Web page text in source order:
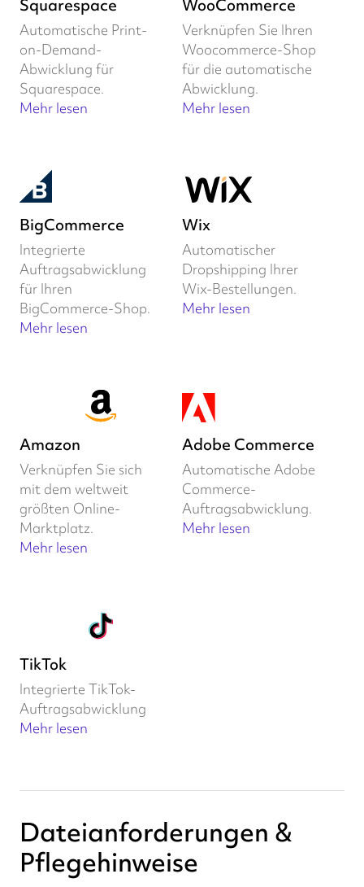
Squarespace
Automatische Print-
on-Demand-
Abwicklung für
Squarespace.
Mehr lesen
WooCommerce
Verknüpfen Sie Ihren
Woocommerce-Shop
für die automatische
Abwicklung.
Mehr lesen
BigCommerce
Integrierte
Auftragsabwicklung
für Ihren
BigCommerce-Shop.
Mehr lesen
Wix
Automatischer
Dropshipping Ihrer
Wix-Bestellungen.
Mehr lesen
Amazon
Verknüpfen Sie sich
mit dem weltweit
größten Online-
Marktplatz.
Mehr lesen
Adobe Commerce
Automatische Adobe
Commerce-
Auftragsabwicklung.
Mehr lesen
TikTok
Integrierte TikTok-
Auftragsabwicklung
Mehr lesen
Dateianforderungen &
Pflegehinweise